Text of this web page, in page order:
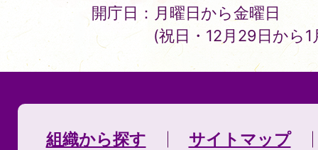
開庁日：月曜日から金曜日
(祝日・12月29日から
組織から探す サイトマップ